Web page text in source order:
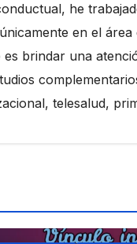
he
en el
brindar una
telesalud,